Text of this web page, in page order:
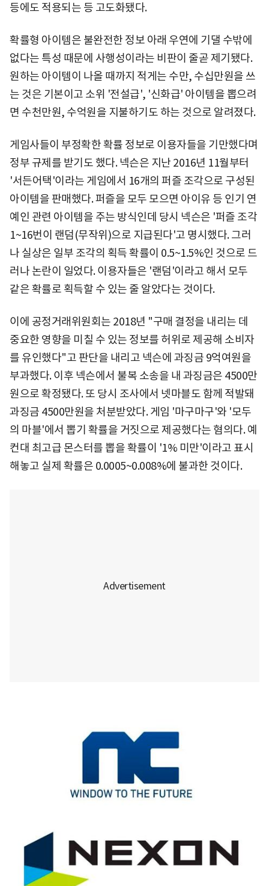
등에도 적용되는 등 고도화됐다.
확률형 아이템은 불완전한 정보 아래 우연에 기댈 수밖에
없다는 특성 때문에 사행성이라는 비판이 줄곧 제기됐다.
원하는 아이템이 나올 때까지 적게는 수만, 수십만원을 쓰
는 것은 기본이고 소위 '전설급', '신화급' 아이템을 뽑으려
면 수천만원, 수억원을 지불하기도 하는 것으로 알려졌다.
게임사들이 부정확한 확률 정보로 이용자들을 기만했다며
정부 규제를 받기도 했다. 넥슨은 지난 2016년 11월부터
'서든어택'이라는 게임에서 16개의 퍼즐 조각으로 구성된
아이템을 판매했다. 퍼즐을 모두 모으면 아이유 등 인기 연
예인 관련 아이템을 주는 방식인데 당시 넥슨은 '퍼즐 조각
1~16번이 랜덤(무작위)으로 지급된다'고 명시했다. 그러
나 실상은 일부 조각의 획득 확률이 0.5~1.5%인 것으로 드
러나 논란이 일었다. 이용자들은 '랜덤'이라고 해서 모두
같은 확률로 획득할 수 있는 줄 알았다는 것이다.
이에 공정거래위원회는 2018년 "구매 결정을 내리는 데
중요한 영향을 미칠 수 있는 정보를 허위로 제공해 소비자
를 유인했다"고 판단을 내리고 넥슨에 과징금 9억여원을
부과했다. 이후 넥슨에서 불복 소송을 내 과징금은 4500만
원으로 확정됐다. 또 당시 조사에서 넷마블도 함께 적발돼
과징금 4500만원을 처분받았다. 게임 '마구마구'와 '모두
의 마블'에서 뽑기 확률을 거짓으로 제공했다는 혐의다. 예
컨대 최고급 몬스터를 뽑을 확률이 '1% 미만'이라고 표시
해놓고 실제 확률은 0.0005~0.008%에 불과한 것이다.